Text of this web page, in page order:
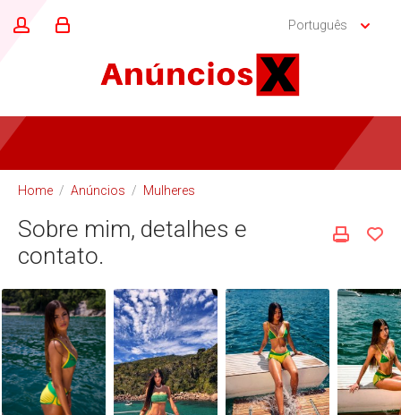
Português
Home / Anúncios / Mulheres
Sobre mim, detalhes e
contato.